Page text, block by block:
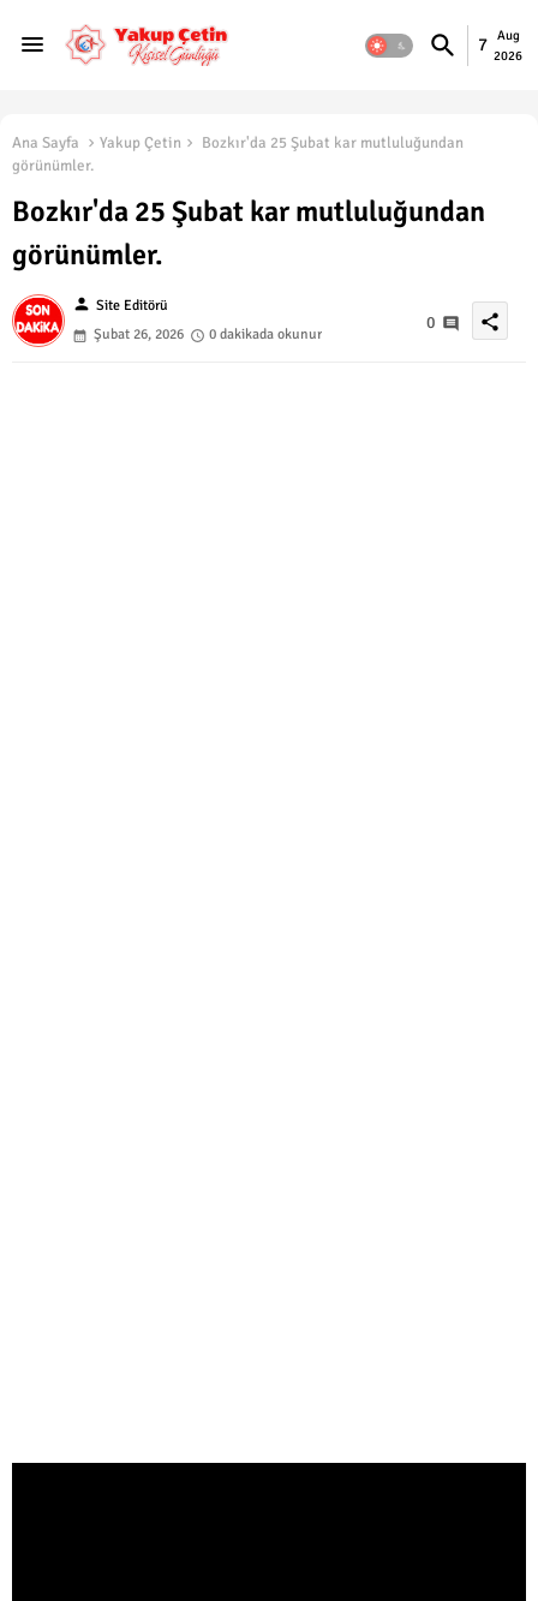
7
Aug
2026
Ana Sayfa Yakup Çetin
Bozkır'da 25 Şubat kar mutluluğundan
görünümler.
Bozkır'da 25 Şubat kar mutluluğundan
görünümler.
person Site Editörü
Şubat 26, 2026
0 dakikada okunur
0 share